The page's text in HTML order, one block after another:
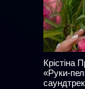
Крістіна
«Руки-